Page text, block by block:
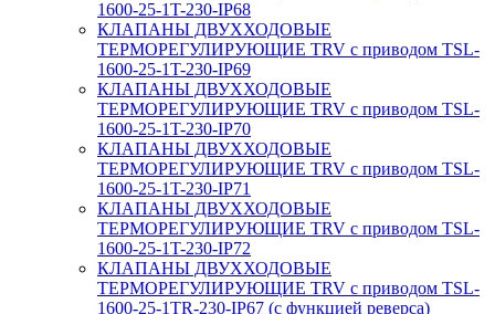
1600-25-1T-230-IP68
КЛАПАНЫ ДВУХХОДОВЫЕ
ТЕРМОРЕГУЛИРУЮЩИЕ TRV с приводом TSL-
1600-25-1T-230-IP69
КЛАПАНЫ ДВУХХОДОВЫЕ
ТЕРМОРЕГУЛИРУЮЩИЕ TRV с приводом TSL-
1600-25-1T-230-IP70
КЛАПАНЫ ДВУХХОДОВЫЕ
ТЕРМОРЕГУЛИРУЮЩИЕ TRV с приводом TSL-
1600-25-1T-230-IP71
КЛАПАНЫ ДВУХХОДОВЫЕ
ТЕРМОРЕГУЛИРУЮЩИЕ TRV с приводом TSL-
1600-25-1T-230-IP72
КЛАПАНЫ ДВУХХОДОВЫЕ
ТЕРМОРЕГУЛИРУЮЩИЕ TRV с приводом TSL-
1600-25-1TR-230-IP67 (с функцией реверса)